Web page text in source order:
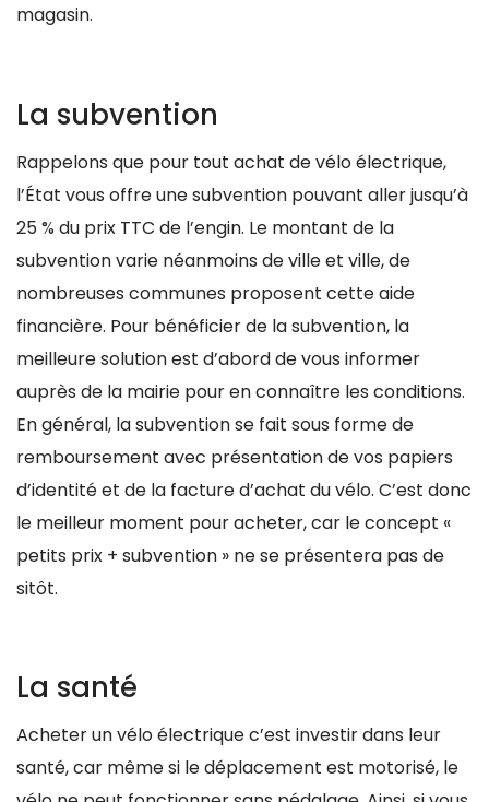
magasin.
La subvention
Rappelons que pour tout achat de vélo électrique,
l’État vous offre une subvention pouvant aller jusqu’à
25 % du prix TTC de l’engin. Le montant de la
subvention varie néanmoins de ville et ville, de
nombreuses communes proposent cette aide
financière. Pour bénéficier de la subvention, la
meilleure solution est d’abord de vous informer
auprès de la mairie pour en connaître les conditions.
En général, la subvention se fait sous forme de
remboursement avec présentation de vos papiers
d’identité et de la facture d’achat du vélo. C’est donc
le meilleur moment pour acheter, car le concept «
petits prix + subvention » ne se présentera pas de
sitôt.
La santé
Acheter un vélo électrique c’est investir dans leur
santé, car même si le déplacement est motorisé, le